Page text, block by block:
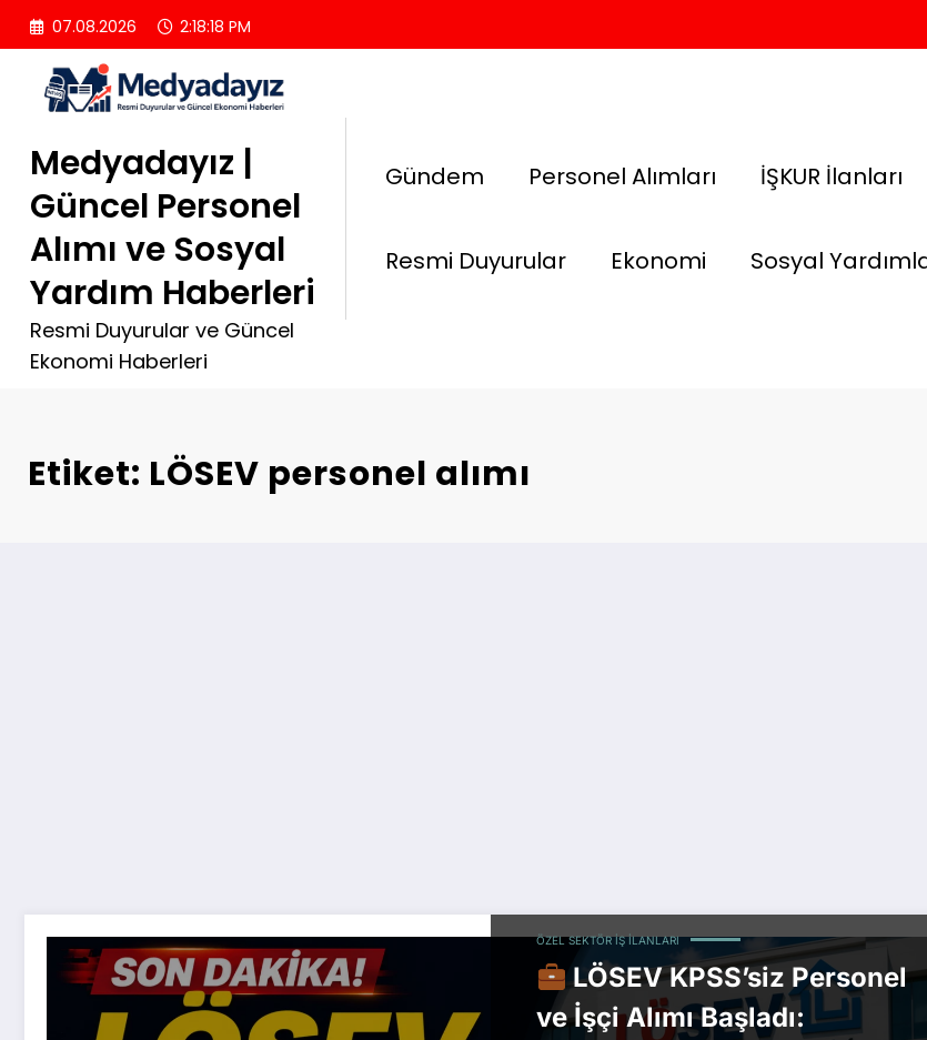
İçeriğe
atla
07.08.2026 2:18:19 PM
Medyadayız |
Güncel Personel
Alımı ve Sosyal
Yardım Haberleri
Resmi Duyurular ve Güncel
Ekonomi Haberleri
Gündem Personel Alımları İŞKUR İlanları
Resmi Duyurular Ekonomi Sosyal
Etiket: LÖSEV personel alımı
ÖZEL SEKTÖR İŞ İLANLARI
LÖSEV KPSS’siz Personel
ve İşçi Alımı Başladı: